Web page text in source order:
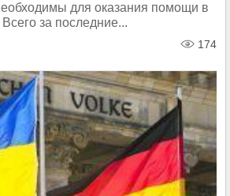
для оказания помощи в
за последние...
174